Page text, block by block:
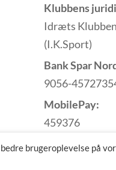
Klubbens
Idræts
(I.K.Sport)
Bank Spar
9056-
MobilePay:
459376
brugeroplevelse på